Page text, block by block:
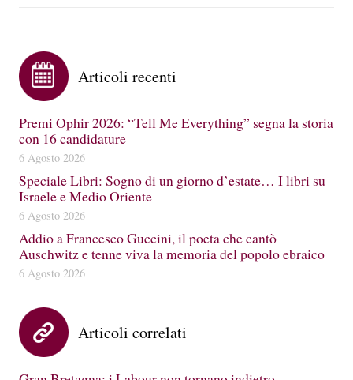
Articoli recenti
Premi Ophir 2026: “Tell Me Everything” segna la storia
con 16 candidature
6 Agosto 2026
Speciale Libri: Sogno di un giorno d’estate… I libri su
Israele e Medio Oriente
6 Agosto 2026
Addio a Francesco Guccini, il poeta che cantò
Auschwitz e tenne viva la memoria del popolo ebraico
6 Agosto 2026
Articoli correlati